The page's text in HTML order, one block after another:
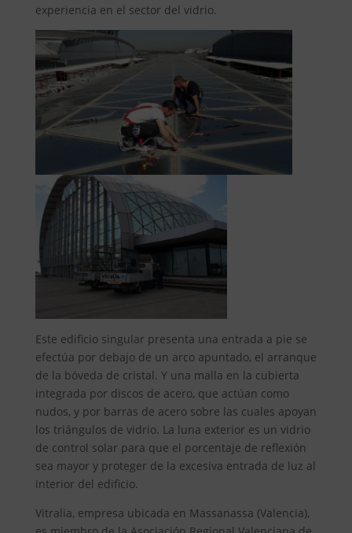
experiencia en el sector del vidrio.
Este edificio singular presenta una entrada a pie se
efectúa por debajo de un arco apuntado, el arranque
de la bóveda de cristal. Y una malla en la cubierta
integrada por discos de acero, que actúan como
nudos, y por barras de acero sobre las cuales apoyan
los triángulos de vidrio. La luna exterior es un vidrio
de control solar para que el porcentaje de reflexión
sea mayor y proteger de la excesiva entrada de luz al
interior del edificio.
Vitralia, empresa ubicada en Massanassa (Valencia),